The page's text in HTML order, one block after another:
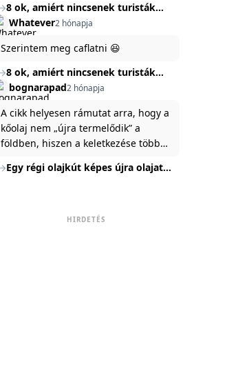
8 ok, amiért nincsenek turisták
Törökország Fekete-tenger felőli
partján
Whatever2 hónapja
Szerintem meg caflatni 😆
8 ok, amiért nincsenek turisták
Törökország Fekete-tenger felőli
partján
bognarapad2 hónapja
A cikk helyesen rámutat arra, hogy a
kőolaj nem „újra termelődik” a
földben, hiszen a keletkezése több
Energiaügyi Minisztériuma szerint a
kőzetben marad. A
Egy régi olajkút képes újra olajat
HIRDETÉS